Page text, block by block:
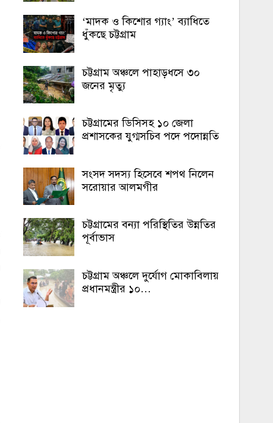
‘মাদক ও কিশোর গ্যাং’ ব্যাধিতে
ধুঁকছে চট্টগ্রাম
চট্টগ্রাম অঞ্চলে পাহাড়ধসে ৩০
জনের মৃত্যু
চট্টগ্রামের ডিসিসহ ১০ জেলা
প্রশাসকের যুগ্মসচিব পদে পদোন্নতি
সংসদ সদস্য হিসেবে শপথ নিলেন
সরোয়ার আলমগীর
চট্টগ্রামের বন্যা পরিস্থিতির উন্নতির
পূর্বাভাস
চট্টগ্রাম অঞ্চলে দুর্যোগ মোকাবিলায়
প্রধানমন্ত্রীর ১০…